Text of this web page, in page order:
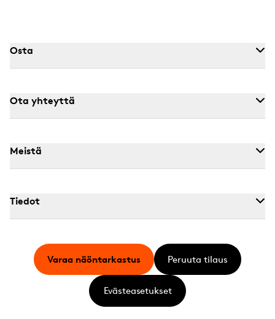
Osta
Ota yhteyttä
Meistä
Tiedot
Varaa näöntarkastus Peruuta tilaus
Evästeasetukset